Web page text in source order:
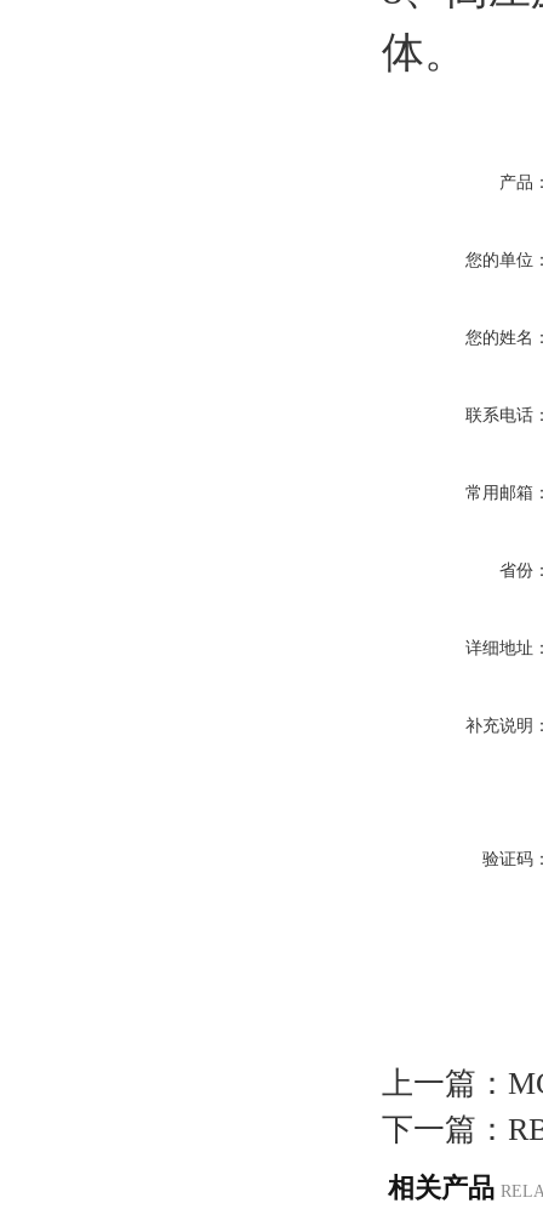
体。
产品
您的单位
您的姓名
联系电话
常用邮箱
省份
详细地址
补充说明
验证码
上一篇：
下一篇：
相关产品